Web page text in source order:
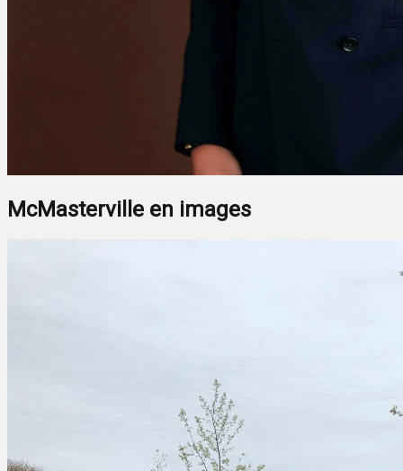
McMasterville en images